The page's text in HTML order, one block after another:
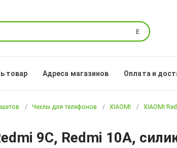
Поиск
товар Адреса магазинов Оплата и
Чехлы для телефонов XIAOMI XIAOMI
9C, Redmi 10A,